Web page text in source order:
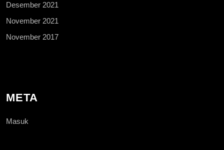
Desember 2021
November 2021
November 2017
META
Masuk